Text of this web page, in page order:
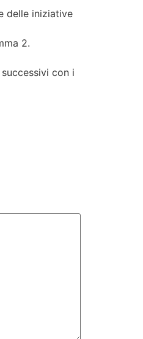
delle iniziative
2.
con i